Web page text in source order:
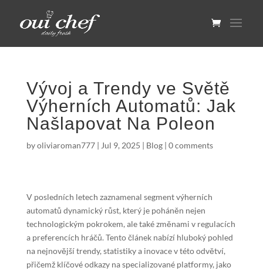
Vývoj a Trendy ve Světě
Výherních Automatů: Jak
Našlapovat Na Poleon
byoliviaroman777| Jul 9, 2025 | Blog| 0 comments
V posledních letech zaznamenal segment výherních
automatů dynamický růst, který je poháněn nejen
technologickým pokrokem, ale také změnami v regulacích
a preferencích hráčů. Tento článek nabízí hluboký pohled
na nejnovější trendy, statistiky a inovace v této odvětví,
přičemž klíčové odkazy na specializované platformy, jako